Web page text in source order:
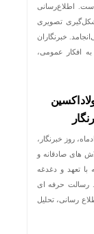
اطلاع‌رسانی
تصویری
خبرنگاران
افکار عمومی،
اکسین
روز خبرنگار،
های صادقانه و
با تعهد و دغدغه‌
رسالت حرفه‌ ای
رسانی، تحلیل